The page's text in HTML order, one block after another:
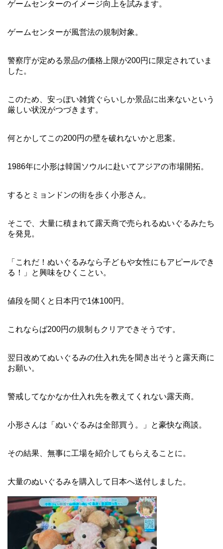
ゲームセンターのイメージ向上を試みます。
ゲームセンターが風営法の規制対象。
警察庁が定める景品の価格上限が200円に限定されていま
した。
このため、安っぽい雑貨ぐらいしか景品に出来ないという
厳しい状況がつづきます。
何とかしてこの200円の壁を破れないかと思案。
1986年に小形は韓国ソウルに赴いてアジアの市場開拓。
するとミョンドンの街を歩く小形さん。
そこで、大量に積まれて露天商で売られるぬいぐるみたち
を発見。
「これだ！ぬいぐるみなら子どもや女性にもアピールでき
る！」と興味をひくことい。
値段を聞くと日本円で1体100円。
これならば200円の規制もクリアできそうです。
翌日改めてぬいぐるみの仕入れ先を聞き出そうと露天商に
お願い。
警戒してなかなか仕入れ先を教えてくれない露天商。
小形さんは「ぬいぐるみは全部買う。」と豪快な商談。
その結果、無事に工場を紹介してもらえることに。
大量のぬいぐるみを購入して日本へ送付しました。